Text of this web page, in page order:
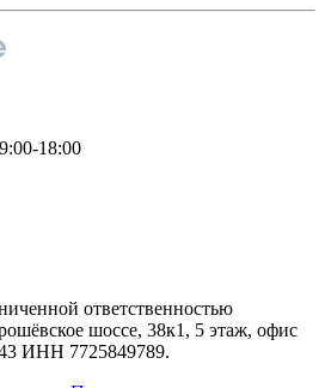
18:00
ответственностью
шоссе, 38к1, 5 этаж, офис
ИНН 7725849789.